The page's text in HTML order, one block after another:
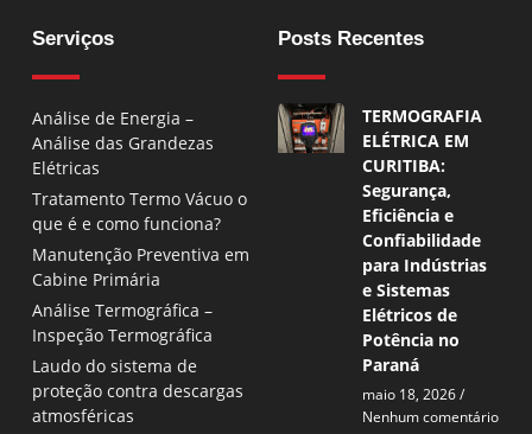
Serviços
Análise de Energia –
Análise das Grandezas
Elétricas
Tratamento Termo Vácuo o
que é e como funciona?
Manutenção Preventiva em
Cabine Primária
Análise Termográfica –
Inspeção Termográfica
Laudo do sistema de
proteção contra descargas
atmosféricas
Posts Recentes
TERMOGRAFIA
ELÉTRICA EM
CURITIBA:
Segurança,
Eficiência e
Confiabilidade
para Indústrias
e Sistemas
Elétricos de
Potência no
Paraná
maio 18, 2026
Nenhum comentário